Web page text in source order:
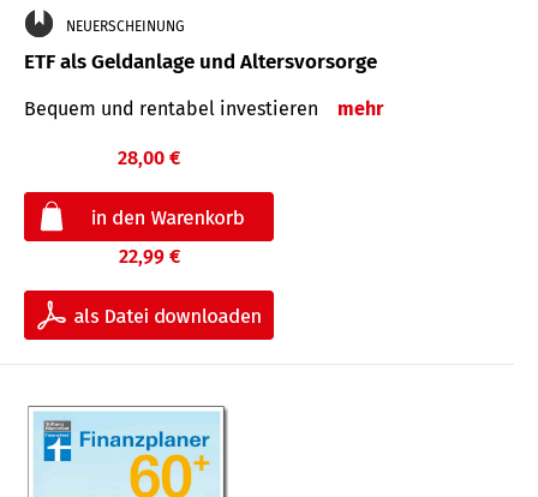
NEUERSCHEINUNG
ETF als Geldanlage und Altersvorsorge
Bequem und rentabel investieren mehr
28,00 €
22,99 €